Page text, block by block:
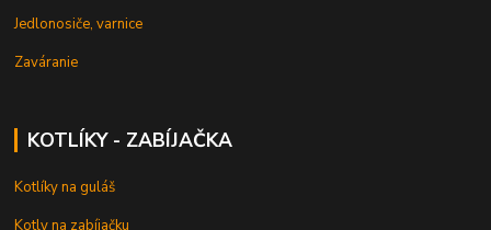
Jedlonosiče, varnice
Zaváranie
KOTLÍKY - ZABÍJAČKA
Kotlíky na guláš
Kotly na zabíjačku